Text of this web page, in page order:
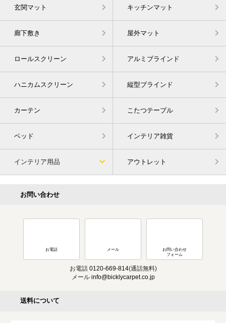
玄関マット キッチンマット
廊下敷き 屋外マット
ロールスクリーン アルミブラインド
ハニカムスクリーン 縦型ブラインド
カーテン こたつテーブル
ベッド インテリア雑貨
インテリア用品 アウトレット
お問い合わせ
お電話 メール
お問い合わせ
フォーム
お電話 0120-669-814(通話無料)
メール info@bicklycarpet.co.jp
送料について